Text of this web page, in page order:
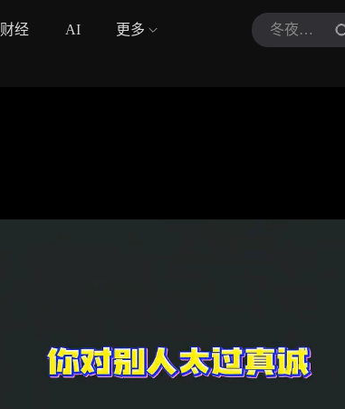
财经 AI 更多 冬夜暖话屋